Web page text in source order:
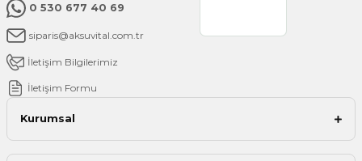
0 530 677 40 69
siparis@aksuvital.com.tr
İletişim Bilgilerimiz
İletişim Formu
Kurumsal